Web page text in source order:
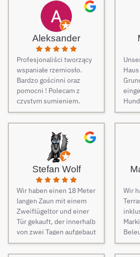
Aleksander
Profesjonaliści tworzący
wspaniałe rzemiosło.
Bardzo gościnni oraz
pomocni ! Polecam z
czystym sumieniem.
von
Gold
bis
Stefan Wolf
Wir haben einen 18 Meter
langen Zaun mit einem
Zweiflügeltor und einer
Tür gekauft, der innerhalb
von zwei Tagen aufgebaut
wurde. Am dritten Tag
kamen die Elektriker, um
Wir